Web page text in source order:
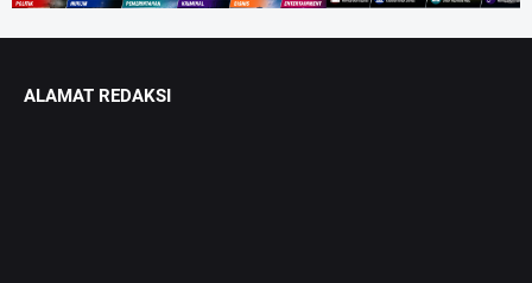
ALAMAT REDAKSI